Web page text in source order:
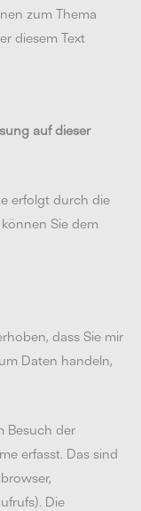
zum Thema
diesem Text
auf dieser
erfolgt durch die
Sie dem
dass Sie mir
Daten handeln,
Besuch der
erfasst. Das sind
Die